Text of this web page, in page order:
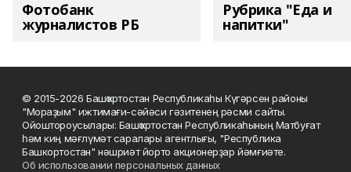
Фотобанк
журналистов РБ
Рубрика "Еда и
напитки"
© 2015-2026 Башҡортостан Республикаһы Күгәрсен районы
"Мораҙым" ижтимағи-сәйәси гәзитенең рәсми сайты.
Ойоштороусылары: Башҡортостан Республикаһының Матбуғат
һәм киң мәғлүмәт саралары агентлығы, "Республика
Башкортостан" нәшриәт йорто акционерҙар йәмғиәте.
Об использовании персональных данных